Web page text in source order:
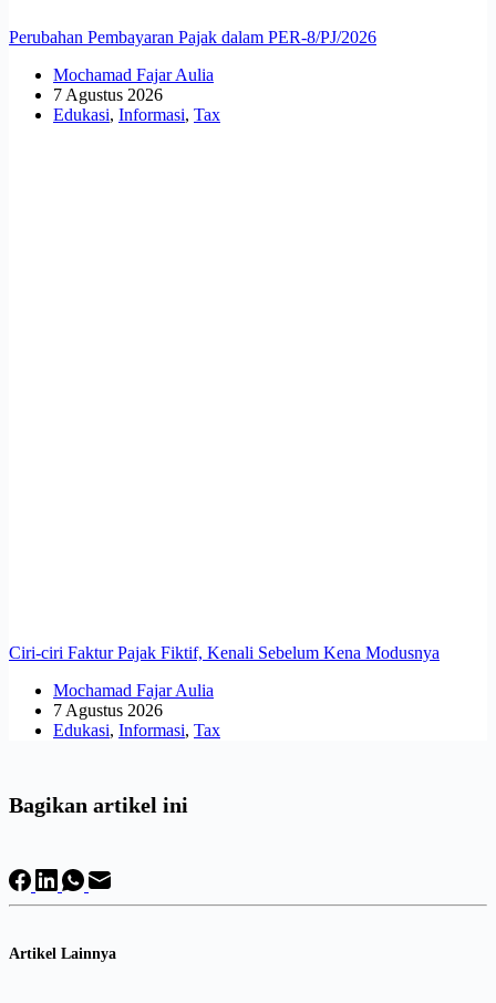
Perubahan Pembayaran Pajak dalam PER-8/PJ/2026
Mochamad Fajar Aulia
7 Agustus 2026
Edukasi, Informasi, Tax
Ciri-ciri Faktur Pajak Fiktif, Kenali Sebelum Kena Modusnya
Mochamad Fajar Aulia
7 Agustus 2026
Edukasi, Informasi, Tax
Bagikan artikel ini
Artikel Lainnya